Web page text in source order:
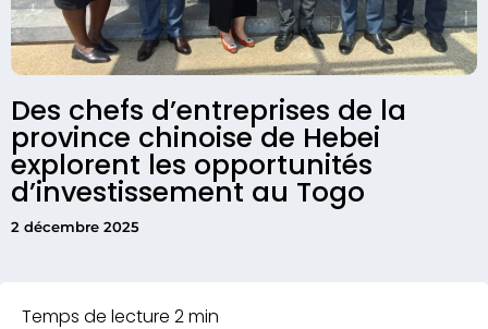
Des chefs d’entreprises de la
province chinoise de Hebei
explorent les opportunités
d’investissement au Togo
2 décembre 2025